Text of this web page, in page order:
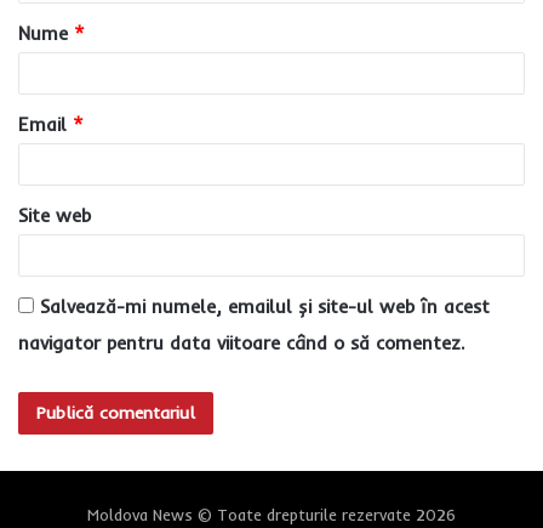
r
u
*
Nume *
Email *
Site web
Salvează-mi numele, emailul și site-ul web în acest
navigator pentru data viitoare când o să comentez.
Moldova News © Toate drepturile rezervate 2026